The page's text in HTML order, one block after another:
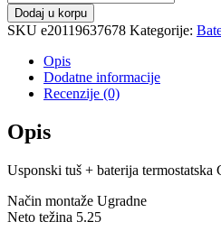
Dodaj u korpu
SKU e20119637678 Kategorije:
Opis
Dodatne informacije
Recenzije (0)
Opis
Usponski tuš + baterija termostatska
Način montaže Ugradne
Neto težina 5.25